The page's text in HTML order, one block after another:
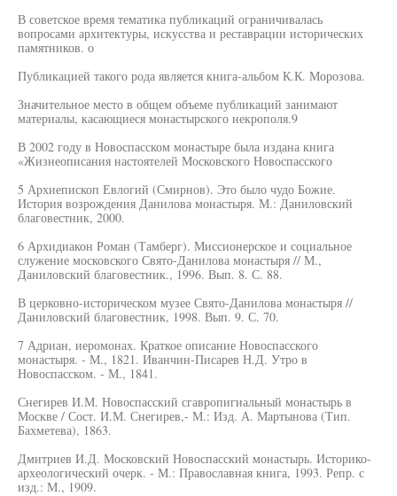
В советское время тематика публикаций ограничивалась
вопросами архитектуры, искусства и реставрации исторических
памятников. о
Публикацией такого рода является книга-альбом К.К. Морозова.
Значительное место в общем объеме публикаций занимают
материалы, касающиеся монастырского некрополя.9
В 2002 году в Новоспасском монастыре была издана книга
«Жизнеописания настоятелей Московского Новоспасского
5 Архиепископ Евлогий (Смирнов). Это было чудо Божие.
История возрождения Данилова монастыря. М.: Даниловский
благовестник, 2000.
6 Архидиакон Роман (Тамберг). Миссионерское и социальное
служение московского Свято-Данилова монастыря // М.,
Даниловский благовестник., 1996. Вып. 8. С. 88.
В церковно-историческом музее Свято-Данилова монастыря //
Даниловский благовестник, 1998. Вып. 9. С. 70.
7 Адриан, иеромонах. Краткое описание Новоспасского
монастыря. - М., 1821. Иванчин-Писарев Н.Д. Утро в
Новоспасском. - М., 1841.
Снегирев И.М. Новоспасский сгавропигиальный монастырь в
Москве / Сост. И.М. Снегирев,- М.: Изд. А. Мартынова (Тип.
Бахметева), 1863.
Дмитриев И.Д. Московский Новоспасский монастырь. Историко-
археологический очерк. - М.: Православная книга, 1993. Репр. с
изд.: М., 1909.